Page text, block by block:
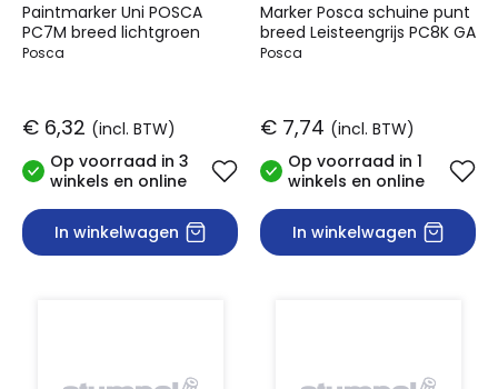
Paintmarker Uni POSCA
PC7M breed lichtgroen
Posca
€ 6,32 (incl. BTW)
Op voorraad in 3
winkels en online
In winkelwagen
Marker Posca schuine punt
breed Leisteengrijs PC8K GA
Posca
€ 7,74 (incl. BTW)
Op voorraad in 1
winkels en online
In winkelwagen